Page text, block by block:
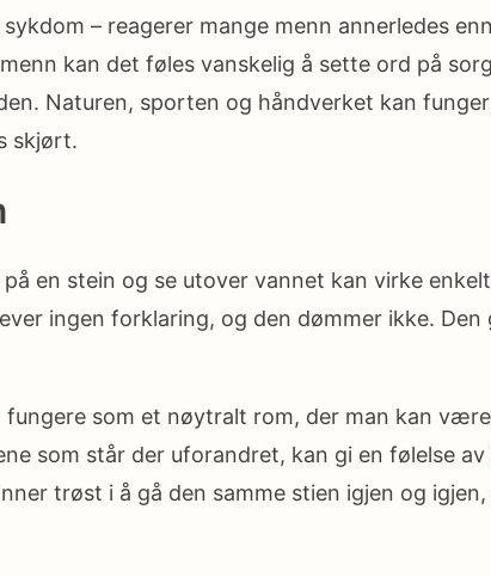
– reagerer mange menn annerledes
kan det føles vanskelig å sette ord på
Naturen, sporten og håndverket kan
skjørt.
en stein og se utover vannet kan virke
ingen forklaring, og den dømmer ikke.
som et nøytralt rom, der man kan
som står der uforandret, kan gi en følelse
trøst i å gå den samme stien igjen og